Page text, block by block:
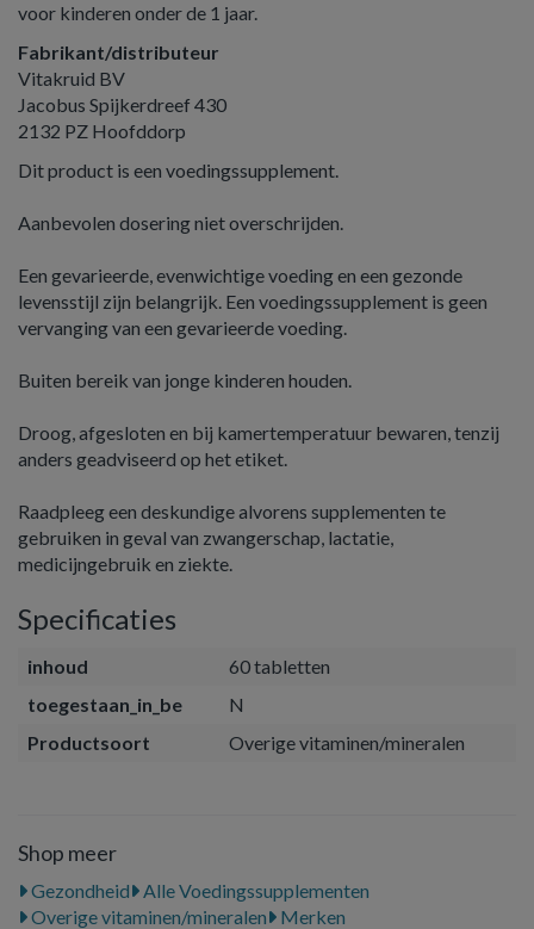
voor kinderen onder de 1 jaar.
Fabrikant/distributeur
Vitakruid BV
Jacobus Spijkerdreef 430
2132 PZ Hoofddorp
Dit product is een voedingssupplement.
Aanbevolen dosering niet overschrijden.
Een gevarieerde, evenwichtige voeding en een gezonde
levensstijl zijn belangrijk. Een voedingssupplement is geen
vervanging van een gevarieerde voeding.
Buiten bereik van jonge kinderen houden.
Droog, afgesloten en bij kamertemperatuur bewaren, tenzij
anders geadviseerd op het etiket.
Raadpleeg een deskundige alvorens supplementen te
gebruiken in geval van zwangerschap, lactatie,
medicijngebruik en ziekte.
Specificaties
inhoud
60 tabletten
toegestaan_in_be
N
Productsoort
Overige vitaminen/mineralen
Shop meer
Gezondheid
Alle Voedingssupplementen
Overige vitaminen/mineralen
Merken